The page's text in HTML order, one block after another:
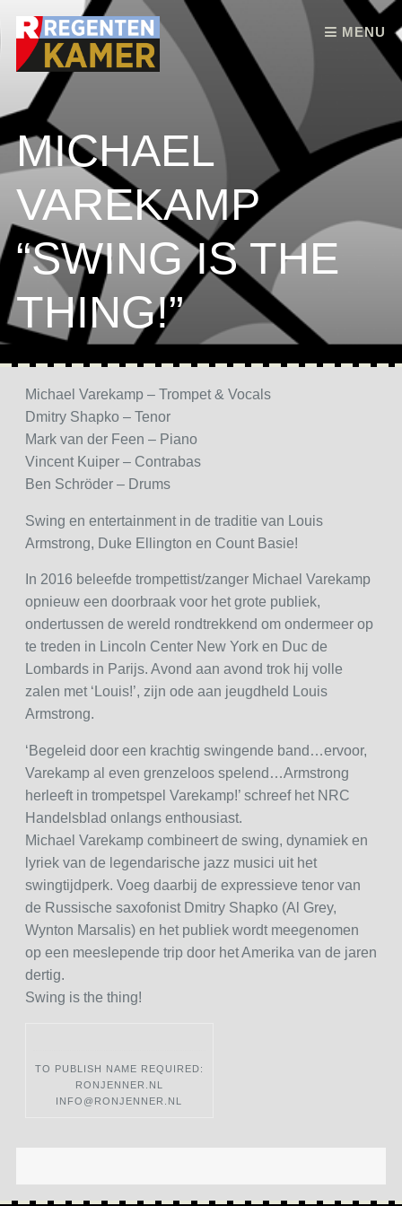
MENU
Skip to content
MICHAEL
VAREKAMP
“SWING IS THE
THING!”
Michael Varekamp – Trompet & Vocals
Dmitry Shapko – Tenor
Mark van der Feen – Piano
Vincent Kuiper – Contrabas
Ben Schröder – Drums
Swing en entertainment in de traditie van Louis
Armstrong, Duke Ellington en Count Basie!
In 2016 beleefde trompettist/zanger Michael Varekamp
opnieuw een doorbraak voor het grote publiek,
ondertussen de wereld rondtrekkend om ondermeer op
te treden in Lincoln Center New York en Duc de
Lombards in Parijs. Avond aan avond trok hij volle
zalen met ‘Louis!’, zijn ode aan jeugdheld Louis
Armstrong.
‘Begeleid door een krachtig swingende band…ervoor,
Varekamp al even grenzeloos spelend…Armstrong
herleeft in trompetspel Varekamp!’ schreef het NRC
Handelsblad onlangs enthousiast.
Michael Varekamp combineert de swing, dynamiek en
lyriek van de legendarische jazz musici uit het
swingtijdperk. Voeg daarbij de expressieve tenor van
de Russische saxofonist Dmitry Shapko (Al Grey,
Wynton Marsalis) en het publiek wordt meegenomen
op een meeslepende trip door het Amerika van de jaren
dertig.
Swing is the thing!
TO PUBLISH NAME REQUIRED:
RONJENNER.NL
INFO@RONJENNER.NL